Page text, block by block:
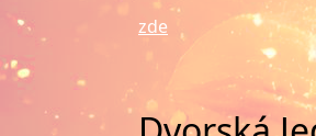
zde